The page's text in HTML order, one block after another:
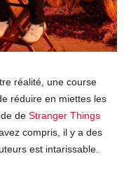
réalité, une course
réduire en miettes les
de Stranger Things
compris, il y a des
est intarissable.